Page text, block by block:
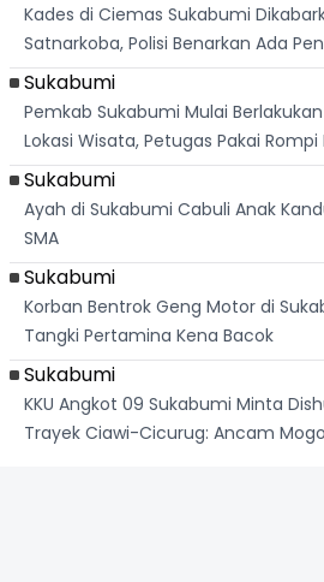
Kades di Ciemas Sukabumi
Satnarkoba, Polisi Benarkan Ada
Sukabumi
Pemkab Sukabumi Mulai
Lokasi Wisata, Petugas Pakai Rompi
Sukabumi
Ayah di Sukabumi Cabuli Anak
SMA
Sukabumi
Korban Bentrok Geng Motor di
Tangki Pertamina Kena Bacok
Sukabumi
KKU Angkot 09 Sukabumi Minta
Trayek Ciawi-Cicurug: Ancam